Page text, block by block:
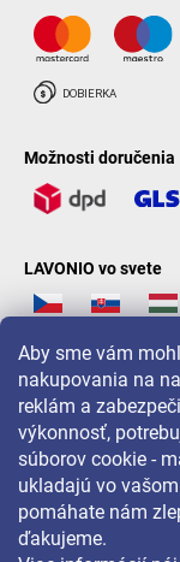
Aby sme vám
nakupovania na
reklám a
výkonnosť,
súborov cookie -
ukladajú vo
pomáhate nám
ďakujeme.
Možnosti doručenia
LAVONIO vo svete
Pre akcie, súťaže a